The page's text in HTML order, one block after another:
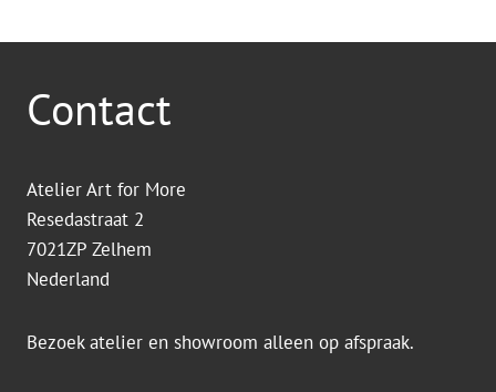
Contact
Atelier Art for More
Resedastraat 2
7021ZP Zelhem
Nederland
Bezoek atelier en showroom alleen op afspraak.